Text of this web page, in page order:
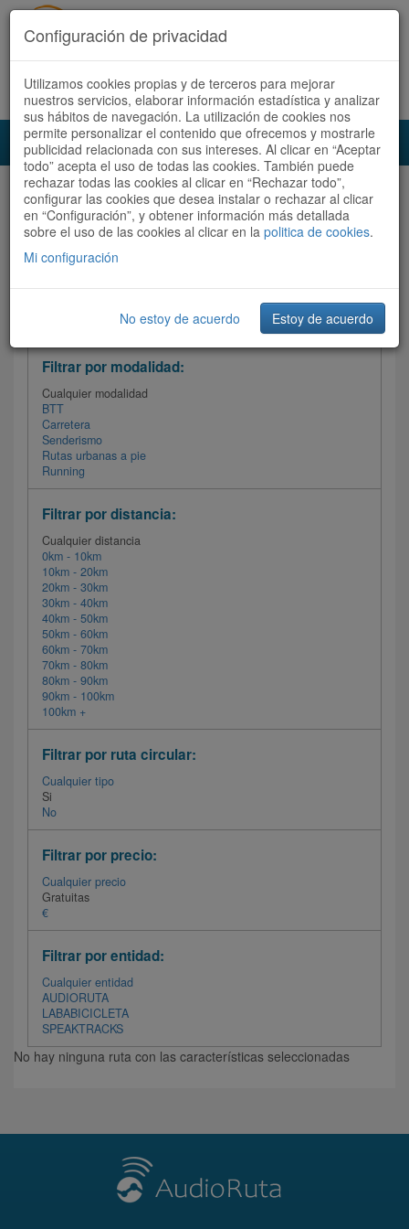
Acceder Registrate ahora Español | Català
Audioruta Todas las rutas
Todas las rutas Ordenar por:Más recientes
Filtrar las rutas
Filtrar por modalidad:
Cualquier modalidad
BTT
Carretera
Senderismo
Rutas urbanas a pie
Running
Filtrar por distancia:
Cualquier distancia
0km - 10km
10km - 20km
20km - 30km
30km - 40km
40km - 50km
50km - 60km
60km - 70km
70km - 80km
80km - 90km
90km - 100km
100km +
Filtrar por ruta circular:
Cualquier tipo
Si
No
Filtrar por precio:
Cualquier precio
Gratuitas
€
Filtrar por entidad:
Cualquier entidad
AUDIORUTA
LABABICICLETA
SPEAKTRACKS
No hay ninguna ruta con las características seleccionadas
Configuración de privacidad
Utilizamos cookies propias y de terceros para mejorar
nuestros servicios, elaborar información estadística y analizar
sus hábitos de navegación. La utilización de cookies nos
permite personalizar el contenido que ofrecemos y mostrarle
publicidad relacionada con sus intereses. Al clicar en “Aceptar
todo” acepta el uso de todas las cookies. También puede
rechazar todas las cookies al clicar en “Rechazar todo”,
configurar las cookies que desea instalar o rechazar al clicar
en “Configuración”, y obtener información más detallada
sobre el uso de las cookies al clicar en la politica de cookies.
Mi configuración
No estoy de acuerdo Estoy de acuerdo